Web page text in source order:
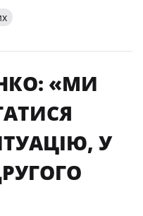
«МИ
У